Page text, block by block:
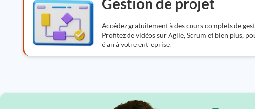
Accédez gratuitement à des cours complets de
Profitez de vidéos sur Agile, Scrum et bien plus,
élan à votre entreprise.